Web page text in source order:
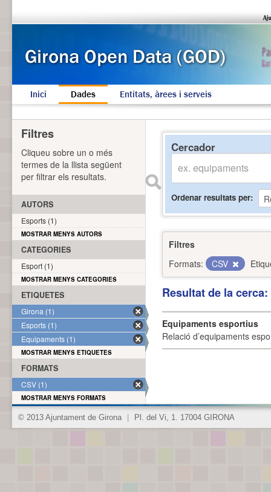
Inici Dades Entitats, àrees i serveis
Cercador
Ordenar resultats per
Filtres
Formats:
CSV
Resultat de la
Equipaments esportius
Relació d’equipaments
Filtres
Cliqueu sobre un o més
termes de la llista següent
per filtrar els resultats.
AUTORS
Esports (1)
MOSTRAR MENYS AUTORS
CATEGORIES
Esport (1)
MOSTRAR MENYS CATEGORIES
ETIQUETES
Girona (1)
Esports (1)
Equipaments (1)
MOSTRAR MENYS ETIQUETES
FORMATS
CSV (1)
MOSTRAR MENYS FORMATS
© 2013 Ajuntament de Girona Pl. del Vi, 1. 17004 GIRONA